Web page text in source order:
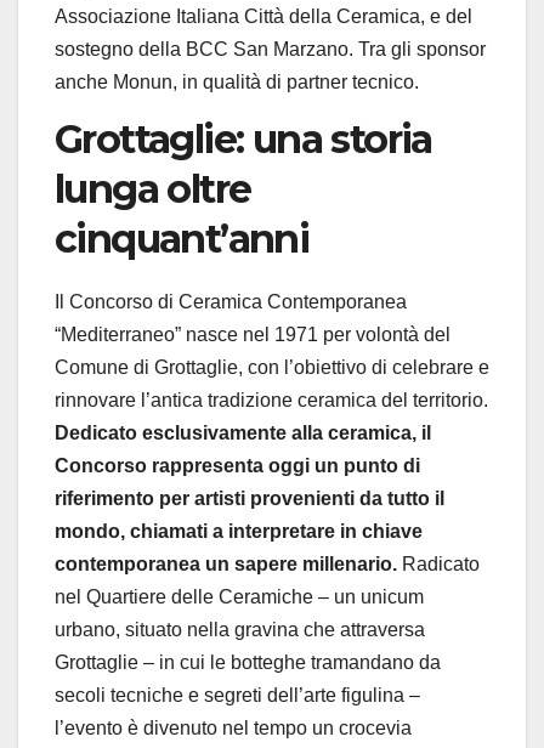
Associazione Italiana Città della Ceramica, e del
sostegno della BCC San Marzano. Tra gli sponsor
anche Monun, in qualità di partner tecnico.
Grottaglie: una storia
lunga oltre
cinquant’anni
Concorso di Ceramica Contemporanea
“Mediterraneo” nasce nel 1971 per volontà del
Comune di Grottaglie, con l’obiettivo di celebrare e
rinnovare l’antica tradizione ceramica del territorio.
Dedicato esclusivamente alla ceramica, il
Concorso rappresenta oggi un punto di
riferimento per artisti provenienti da tutto il
mondo, chiamati a interpretare in chiave
contemporanea un sapere millenario. Radicato
nel Quartiere delle Ceramiche – un unicum
urbano, situato nella gravina che attraversa
Grottaglie – in cui le botteghe tramandano da
secoli tecniche e segreti dell’arte figulina –
l’evento è divenuto nel tempo un crocevia